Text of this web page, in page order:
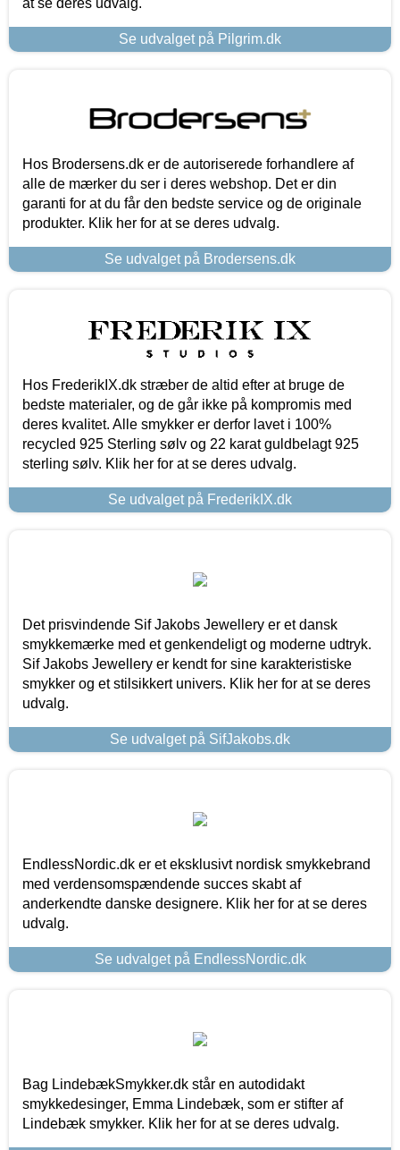
Se udvalget på Pilgrim.dk
Hos Brodersens.dk er de autoriserede forhandlere af
alle de mærker du ser i deres webshop. Det er din
garanti for at du får den bedste service og de originale
produkter. Klik her for at se deres udvalg.
Se udvalget på Brodersens.dk
Hos FrederikIX.dk stræber de altid efter at bruge de
bedste materialer, og de går ikke på kompromis med
deres kvalitet. Alle smykker er derfor lavet i 100%
recycled 925 Sterling sølv og 22 karat guldbelagt 925
sterling sølv. Klik her for at se deres udvalg.
Se udvalget på FrederikIX.dk
Det prisvindende Sif Jakobs Jewellery er et dansk
smykkemærke med et genkendeligt og moderne udtryk.
Sif Jakobs Jewellery er kendt for sine karakteristiske
smykker og et stilsikkert univers. Klik her for at se deres
udvalg.
Se udvalget på SifJakobs.dk
EndlessNordic.dk er et eksklusivt nordisk smykkebrand
med verdensomspændende succes skabt af
anderkendte danske designere. Klik her for at se deres
udvalg.
Se udvalget på EndlessNordic.dk
Bag LindebækSmykker.dk står en autodidakt
smykkedesinger, Emma Lindebæk, som er stifter af
Lindebæk smykker. Klik her for at se deres udvalg.